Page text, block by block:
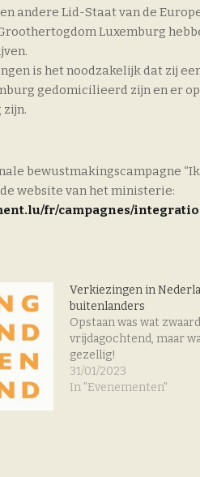
andere Lid-Staat van de
Luxemburg
is het noodzakelijk dat zij
gedomicilieerd zijn en er
bewustmakingscampagne
website van het ministerie:
fr/campagnes/
Verkiezingen in
buitenlanders
Opstaan was wat
vrijdagochtend, maar
gezellig!
31/01/2023
In "Evenementen"